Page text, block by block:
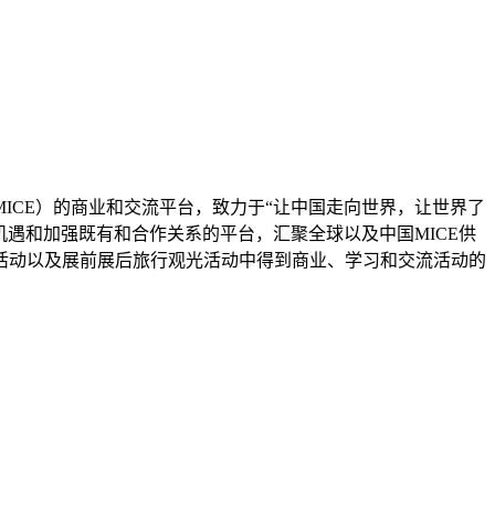
）的商业和交流平台，致力于“让中国走向世界，让世界了
和加强既有和合作关系的平台，汇聚全球以及中国MICE供
以及展前展后旅行观光活动中得到商业、学习和交流活动的